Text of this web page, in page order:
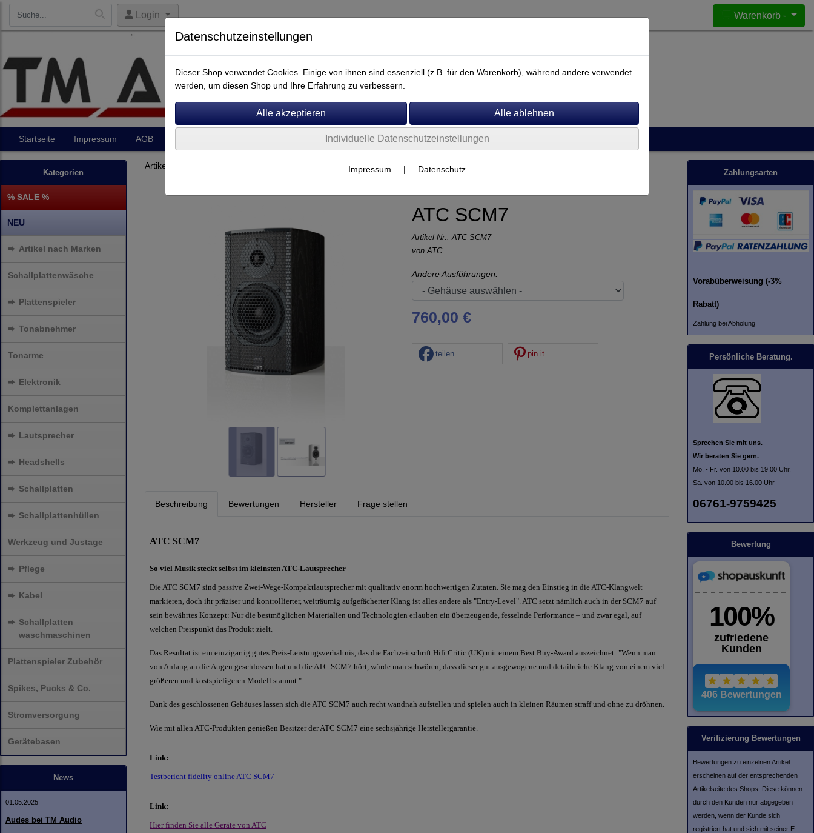
Login Warenkorb -
Startseite Impressum AGB
Kategorien
% SALE %
NEU
➨ Artikel nach Marken
Schallplattenwäsche
➨ Plattenspieler
➨ Tonabnehmer
Tonarme
➨ Elektronik
Komplettanlagen
➨ Lautsprecher
➨ Headshells
➨ Schallplatten
➨ Schallplattenhüllen
Werkzeug und Justage
➨ Pflege
➨ Kabel
➨ Schallplatten
waschmaschinen
Plattenspieler Zubehör
Spikes, Pucks & Co.
Stromversorgung
Gerätebasen
News
01.05.2025
Audes bei TM Audio
Artikel nach Marken
ATC SCM7
Artikel-Nr.:ATC SCM7
vonATC
Andere Ausführungen:
760,00 €
teilen pin it
Beschreibung Bewertungen Hersteller Frage stellen
ATC SCM7
So viel Musik steckt selbst im kleinsten ATC-Lautsprecher
Die ATC SCM7 sind passive Zwei-Wege-Kompaktlautsprecher mit qualitativ enorm hochwertigen Zutaten. Sie mag den Einstieg in die ATC-Klangwelt
markieren, doch ihr präziser und kontrollierter, weiträumig aufgefächerter Klang ist alles andere als "Entry-Level". ATC setzt nämlich auch in der SCM7 auf
sein bewährtes Konzept: Nur die bestmöglichen Materialien und Technologien erlauben ein überzeugende, fesselnde Performance – und zwar egal, auf
welchen Preispunkt das Produkt zielt.
Das Resultat ist ein einzigartig gutes Preis-Leistungsverhältnis, das die Fachzeitschrift Hifi Critic (UK) mit einem Best Buy-Award auszeichnet: "Wenn man
von Anfang an die Augen geschlossen hat und die ATC SCM7 hört, würde man schwören, dass dieser gut ausgewogene und detailreiche Klang von einem viel
größeren und kostspieligeren Modell stammt."
Dank des geschlossenen Gehäuses lassen sich die ATC SCM7 auch recht wandnah aufstellen und spielen auch in kleinen Räumen straff und ohne zu dröhnen.
Wie mit allen ATC-Produkten genießen Besitzer der ATC SCM7 eine sechsjährige Herstellergarantie.
Link:
Testbericht fidelity online ATC SCM7
Link:
Hier finden Sie alle Geräte von ATC
Zahlungsarten
Vorabüberweisung (-3%
Rabatt)
Zahlung bei Abholung
Persönliche Beratung.
Sprechen Sie mit uns.
Wir beraten Sie gern.
Mo. - Fr. von 10.00 bis 19.00 Uhr.
Sa. von 10.00 bis 16.00 Uhr
06761-9759425
Bewertung
Verifizierung Bewertungen
Bewertungen zu einzelnen Artikel
erscheinen auf der entsprechenden
Artikelseite des Shops. Diese können
durch den Kunden nur abgegeben
werden, wenn der Kunde sich
registriert hat und sich mit seiner E-
Datenschutzeinstellungen
Dieser Shop verwendet Cookies. Einige von ihnen sind essenziell (z.B. für den Warenkorb), während andere verwendet
werden, um diesen Shop und Ihre Erfahrung zu verbessern.
Individuelle Datenschutzeinstellungen
Impressum | Datenschutz